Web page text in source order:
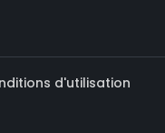
d'utilisation